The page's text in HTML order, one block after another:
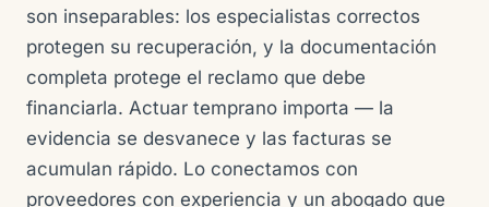
son inseparables: los especialistas correctos
protegen su recuperación, y la documentación
completa protege el reclamo que debe
financiarla. Actuar temprano importa — la
evidencia se desvanece y las facturas se
acumulan rápido. Lo conectamos con
proveedores con experiencia y un abogado que